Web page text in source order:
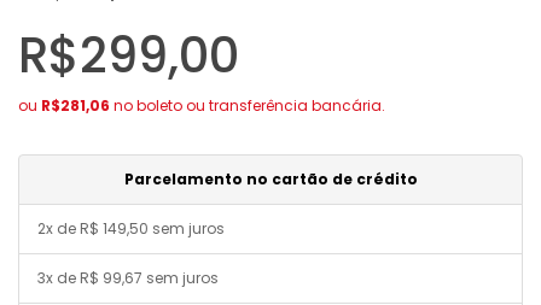
R$299,00
ou R$281,06 no boleto ou transferência bancária.
Parcelamento no cartão de crédito
2x de R$ 149,50 sem juros
3x de R$ 99,67 sem juros